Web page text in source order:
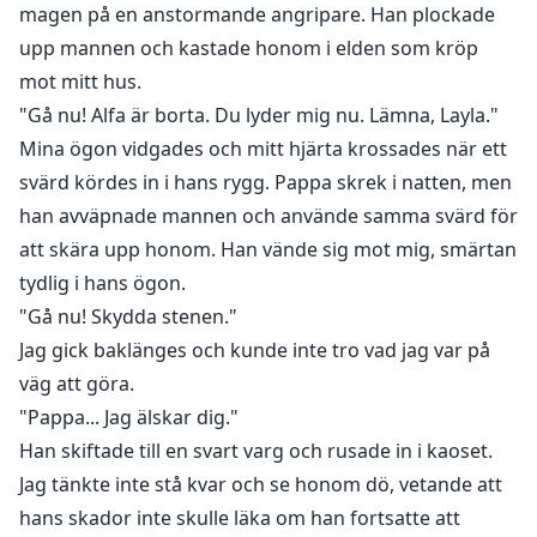
magen på en anstormande angripare. Han plockade
upp mannen och kastade honom i elden som kröp
mot mitt hus.
"Gå nu! Alfa är borta. Du lyder mig nu. Lämna, Layla."
Mina ögon vidgades och mitt hjärta krossades när ett
svärd kördes in i hans rygg. Pappa skrek i natten, men
han avväpnade mannen och använde samma svärd för
att skära upp honom. Han vände sig mot mig, smärtan
tydlig i hans ögon.
"Gå nu! Skydda stenen."
Jag gick baklänges och kunde inte tro vad jag var på
väg att göra.
"Pappa... Jag älskar dig."
Han skiftade till en svart varg och rusade in i kaoset.
Jag tänkte inte stå kvar och se honom dö, vetande att
hans skador inte skulle läka om han fortsatte att